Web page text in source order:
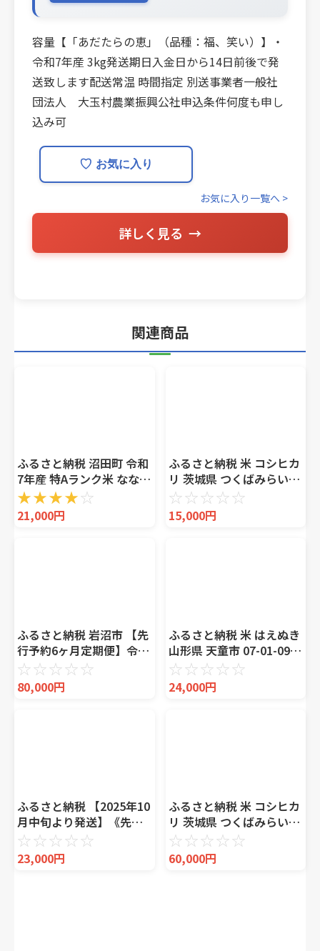
容量【「あだたらの恵」（品種：福、笑い）】・
令和7年産 3kg発送期日入金日から14日前後で発
送致します配送常温 時間指定 別送事業者一般社
団法人 大玉村農業振興公社申込条件何度も申し
込み可
♡ お気に入り
お気に入り一覧へ >
詳しく見る
関連商品
ふるさと納税 沼田町 令和
7年産 特Aランク米 ななつ
ぼし 無洗米 10kg 【5月発
送】 nr-1453
★★★★☆
21,000円
ふるさと納税 米 コシヒカ
リ 茨城県 つくばみらい市
6月上期発送 ／ 数量限定
茨城県産 精米 5kg (品種
おまかせ） 令和6年産 こ
☆☆☆☆☆
15,000円
ふるさと納税 岩沼市 【先
行予約6ヶ月定期便】令和
7年産新米 ひとめぼれ
5kg×6 無洗米[No.5704-
1218]
☆☆☆☆☆
80,000円
ふるさと納税 米 はえぬき
山形県 天童市 07-01-095-
05B はえぬき無洗米
12kg 2025年5月中旬発
送・令和6年産 2025年5月
☆☆☆☆☆
24,000円
ふるさと納税 【2025年10
月中旬より発送】《先行
予約》令和7年度産 北海
道ブレンド米 (10kg) | ブ
レンド米 ブレンド米 ブレ
☆☆☆☆☆
23,000円
ふるさと納税 米 コシヒカ
リ 茨城県 つくばみらい市
定期便（1〜6月出荷） 茨
城県つくばみらい市産 品
種おまかせ 5kg ×6回 令
☆☆☆☆☆
60,000円